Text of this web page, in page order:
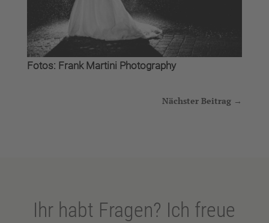
Fotos: Frank Martini Photography
Nächster Beitrag →
Ihr habt Fragen? Ich freue